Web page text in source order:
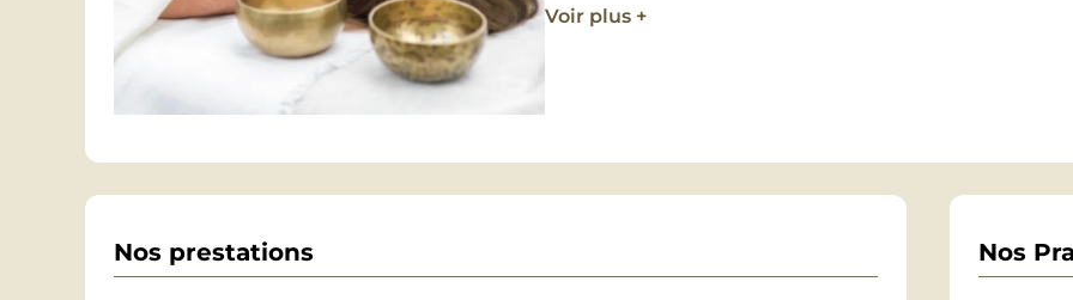
l’énergie et les centres énergétiques, grâce à la
Contre-indications :
Le massage sonore est contre-indiqué en cas de port
Voir plus +
Nos prestations Nos